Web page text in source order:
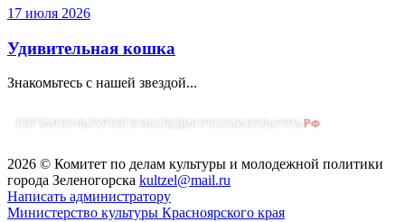
17 июля 2026
Удивительная кошка
Знакомьтесь с нашей звездой...
2026 © Комитет по делам культуры и молодежной политики
города Зеленогорска kultzel@mail.ru
Написать администратору
Министерство культуры Красноярского края